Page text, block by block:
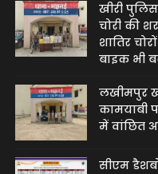
खीरी
चोरी की
शातिर
बाइक भी
लखीमपुर
कामयाबी
में वांछित
सीएम